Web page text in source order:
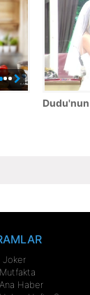
Joker
Haber